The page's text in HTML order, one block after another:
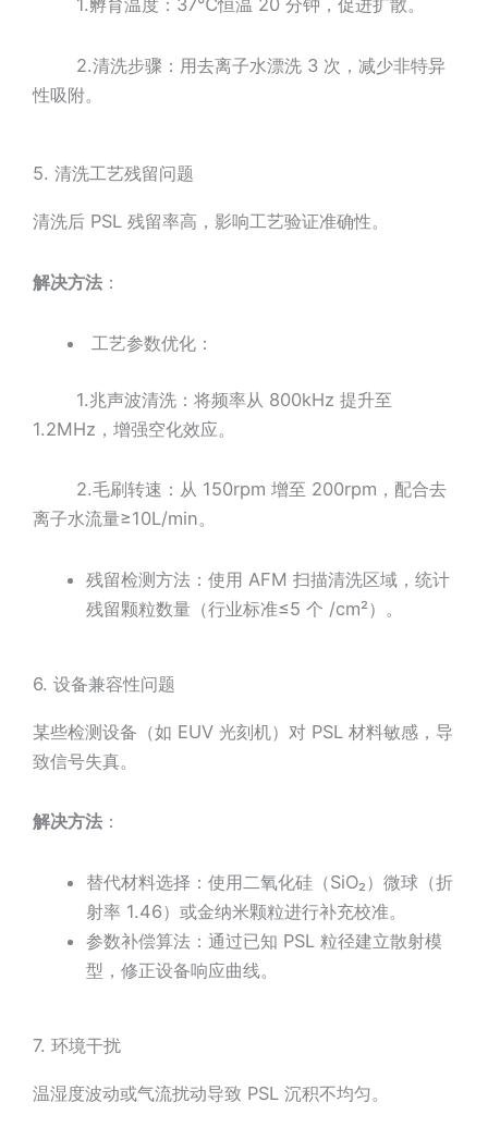
1.孵育温度：37℃恒温 20 分钟，促进扩散。
2.清洗步骤：用去离子水漂洗 3 次，减少非特异
性吸附。
5. 清洗工艺残留问题
清洗后 PSL 残留率高，影响工艺验证准确性。
解决方法 ：
工艺参数优化：
1.兆声波清洗：将频率从 800kHz 提升至
1.2MHz，增强空化效应。
2.毛刷转速：从 150rpm 增至 200rpm，配合去
离子水流量≥10L/min。
残留检测方法：使用 AFM 扫描清洗区域，统计
残留颗粒数量（行业标准≤5 个 /cm²）。
6. 设备兼容性问题
某些检测设备（如 EUV 光刻机）对 PSL 材料敏感，导
致信号失真。
解决方法 ：
替代材料选择：使用二氧化硅（SiO₂）微球（折
射率 1.46）或金纳米颗粒进行补充校准。
参数补偿算法：通过已知 PSL 粒径建立散射模
型，修正设备响应曲线。
7. 环境干扰
温湿度波动或气流扰动导致 PSL 沉积不均匀。